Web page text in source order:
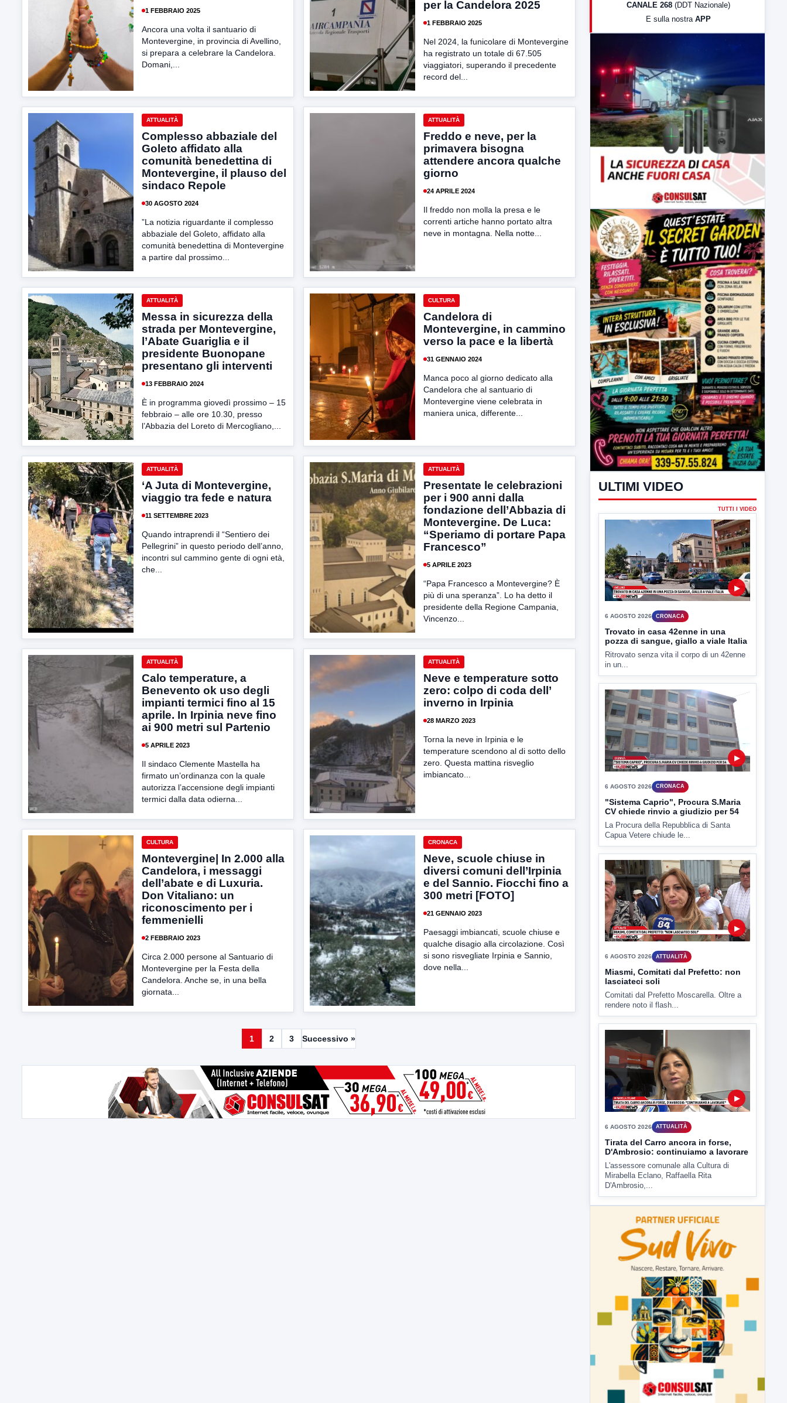
1 FEBBRAIO 2025
Ancora una volta il santuario di
Montevergine, in provincia di Avellino,
si prepara a celebrare la Candelora.
Domani,...
per la Candelora 2025
1 FEBBRAIO 2025
Nel 2024, la funicolare di Montevergine
ha registrato un totale di 67.505
viaggiatori, superando il precedente
record del...
ATTUALITÀ
Complesso abbaziale del
Goleto affidato alla
comunità benedettina di
Montevergine, il plauso del
sindaco Repole
30 AGOSTO 2024
”La notizia riguardante il complesso
abbaziale del Goleto, affidato alla
comunità benedettina di Montevergine
a partire dal prossimo...
ATTUALITÀ
Freddo e neve, per la
primavera bisogna
attendere ancora qualche
giorno
24 APRILE 2024
Il freddo non molla la presa e le
correnti artiche hanno portato altra
neve in montagna. Nella notte...
ATTUALITÀ
Messa in sicurezza della
strada per Montevergine,
l’Abate Guariglia e il
presidente Buonopane
presentano gli interventi
13 FEBBRAIO 2024
È in programma giovedì prossimo – 15
febbraio – alle ore 10.30, presso
l’Abbazia del Loreto di Mercogliano,...
CULTURA
Candelora di
Montevergine, in cammino
verso la pace e la libertà
31 GENNAIO 2024
Manca poco al giorno dedicato alla
Candelora che al santuario di
Montevergine viene celebrata in
maniera unica, differente...
ATTUALITÀ
‘A Juta di Montevergine,
viaggio tra fede e natura
11 SETTEMBRE 2023
Quando intraprendi il “Sentiero dei
Pellegrini” in questo periodo dell’anno,
incontri sul cammino gente di ogni età,
che...
ATTUALITÀ
Presentate le celebrazioni
per i 900 anni dalla
fondazione dell’Abbazia di
Montevergine. De Luca:
“Speriamo di portare Papa
Francesco”
5 APRILE 2023
“Papa Francesco a Montevergine? È
più di una speranza”. Lo ha detto il
presidente della Regione Campania,
Vincenzo...
ATTUALITÀ
Calo temperature, a
Benevento ok uso degli
impianti termici fino al 15
aprile. In Irpinia neve fino
ai 900 metri sul Partenio
5 APRILE 2023
Il sindaco Clemente Mastella ha
firmato un’ordinanza con la quale
autorizza l’accensione degli impianti
termici dalla data odierna...
ATTUALITÀ
Neve e temperature sotto
zero: colpo di coda dell’
inverno in Irpinia
28 MARZO 2023
Torna la neve in Irpinia e le
temperature scendono al di sotto dello
zero. Questa mattina risveglio
imbiancato...
CULTURA
Montevergine| In 2.000 alla
Candelora, i messaggi
dell’abate e di Luxuria.
Don Vitaliano: un
riconoscimento per i
femmenielli
2 FEBBRAIO 2023
Circa 2.000 persone al Santuario di
Montevergine per la Festa della
Candelora. Anche se, in una bella
giornata...
CRONACA
Neve, scuole chiuse in
diversi comuni dell’Irpinia
e del Sannio. Fiocchi fino a
300 metri [FOTO]
21 GENNAIO 2023
Paesaggi imbiancati, scuole chiuse e
qualche disagio alla circolazione. Così
si sono risvegliate Irpinia e Sannio,
dove nella...
1 2 3 Successivo »
LabNews (Diretta)
CANALE 268 (DDT Nazionale)
E sulla nostra APP
ULTIMI VIDEO
TUTTI I VIDEO
▶
6 AGOSTO 2026 CRONACA
Trovato in casa 42enne in una
pozza di sangue, giallo a viale Italia
Ritrovato senza vita il corpo di un 42enne
in un...
▶
6 AGOSTO 2026 CRONACA
"Sistema Caprio", Procura S.Maria
CV chiede rinvio a giudizio per 54
La Procura della Repubblica di Santa
Capua Vetere chiude le...
▶
6 AGOSTO 2026 ATTUALITÀ
Miasmi, Comitati dal Prefetto: non
lasciateci soli
Comitati dal Prefetto Moscarella. Oltre a
rendere noto il flash...
▶
6 AGOSTO 2026 ATTUALITÀ
Tirata del Carro ancora in forse,
D'Ambrosio: continuiamo a lavorare
L'assessore comunale alla Cultura di
Mirabella Eclano, Raffaella Rita
D'Ambrosio,...